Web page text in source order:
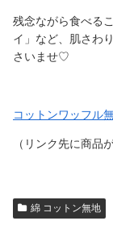
残念ながら食べる
イ」など、肌さわ
さいませ♡
コットンワッフル
（リンク先に商品
綿 コットン無地